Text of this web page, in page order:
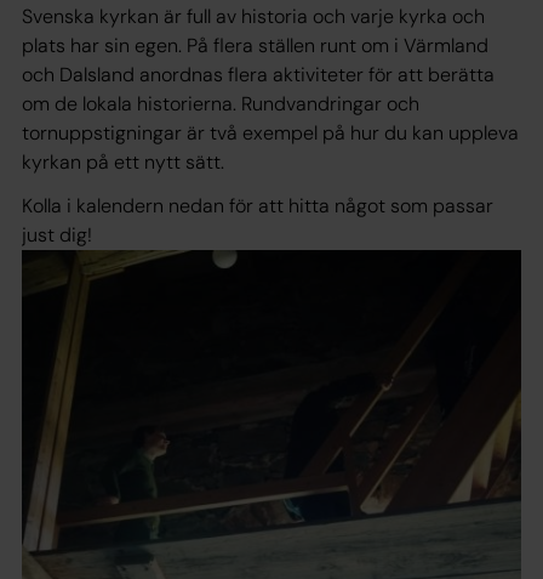
Svenska kyrkan är full av historia och varje kyrka och
plats har sin egen. På flera ställen runt om i Värmland
och Dalsland anordnas flera aktiviteter för att berätta
om de lokala historierna. Rundvandringar och
tornuppstigningar är två exempel på hur du kan uppleva
kyrkan på ett nytt sätt.
Kolla i kalendern nedan för att hitta något som passar
just dig!